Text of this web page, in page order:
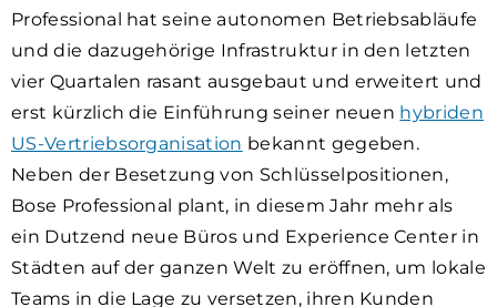
Professional hat seine autonomen Betriebsabläufe
und die dazugehörige Infrastruktur in den letzten
vier Quartalen rasant ausgebaut und erweitert und
erst kürzlich die Einführung seiner neuen hybriden
US-Vertriebsorganisation bekannt gegeben.
Neben der Besetzung von Schlüsselpositionen,
Bose Professional plant, in diesem Jahr mehr als
ein Dutzend neue Büros und Experience Center in
Städten auf der ganzen Welt zu eröffnen, um lokale
Teams in die Lage zu versetzen, ihren Kunden